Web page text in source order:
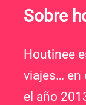
Sobre
Houtinee
viajes… en
el año